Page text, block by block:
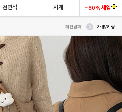
천연석 시계 ~80%세일
패션잡화 가방/키링